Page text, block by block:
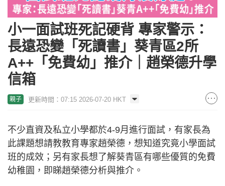
小一面試班死記硬背 專家警示：
長遠恐變「死讀書」葵青區2所
A++「免費幼」推介｜趙榮德升學
信箱
親子 更新時間：07:15 2026-07-20 HKT
不少直資及私立小學都於4-9月進行面試，有家長為
此課題想請教教育專家趙榮德，想知道究竟小學面試
班的成效；另有家長想了解葵青區有哪些優質的免費
幼稚園，即睇趙榮德分析與推介。